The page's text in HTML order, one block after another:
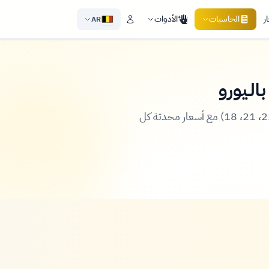
الحاسبات الأدوات AR
احسب قيمة ذهبك في بلجيكا بالـيورو بسهولة ودقة! حاسبة تفاعلية تدعم جميع عيارات الذهب (24، 22، 21، 18) مع أسعار محدثة كل